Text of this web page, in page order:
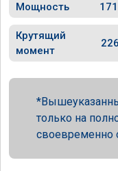
Мощность
Крутящий
момент
только на
своевременно